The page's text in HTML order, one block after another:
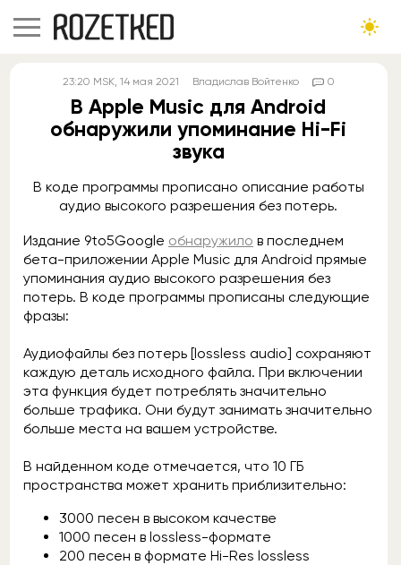
23:20 MSK, 14 мая 2021 Владислав Войтенко 0
В Apple Music для Android
обнаружили упоминание Hi-Fi
звука
В коде программы прописано описание работы
аудио высокого разрешения без потерь.
Издание 9to5Google обнаружило в последнем
бета-приложении Apple Music для Android прямые
упоминания аудио высокого разрешения без
потерь. В коде программы прописаны следующие
фразы:
Аудиофайлы без потерь [lossless audio] сохраняют
каждую деталь исходного файла. При включении
эта функция будет потреблять значительно
больше трафика. Они будут занимать значительно
больше места на вашем устройстве.
В найденном коде отмечается, что 10 ГБ
пространства может хранить приблизительно:
3000 песен в высоком качестве
1000 песен в lossless-формате
200 песен в формате Hi-Res lossless